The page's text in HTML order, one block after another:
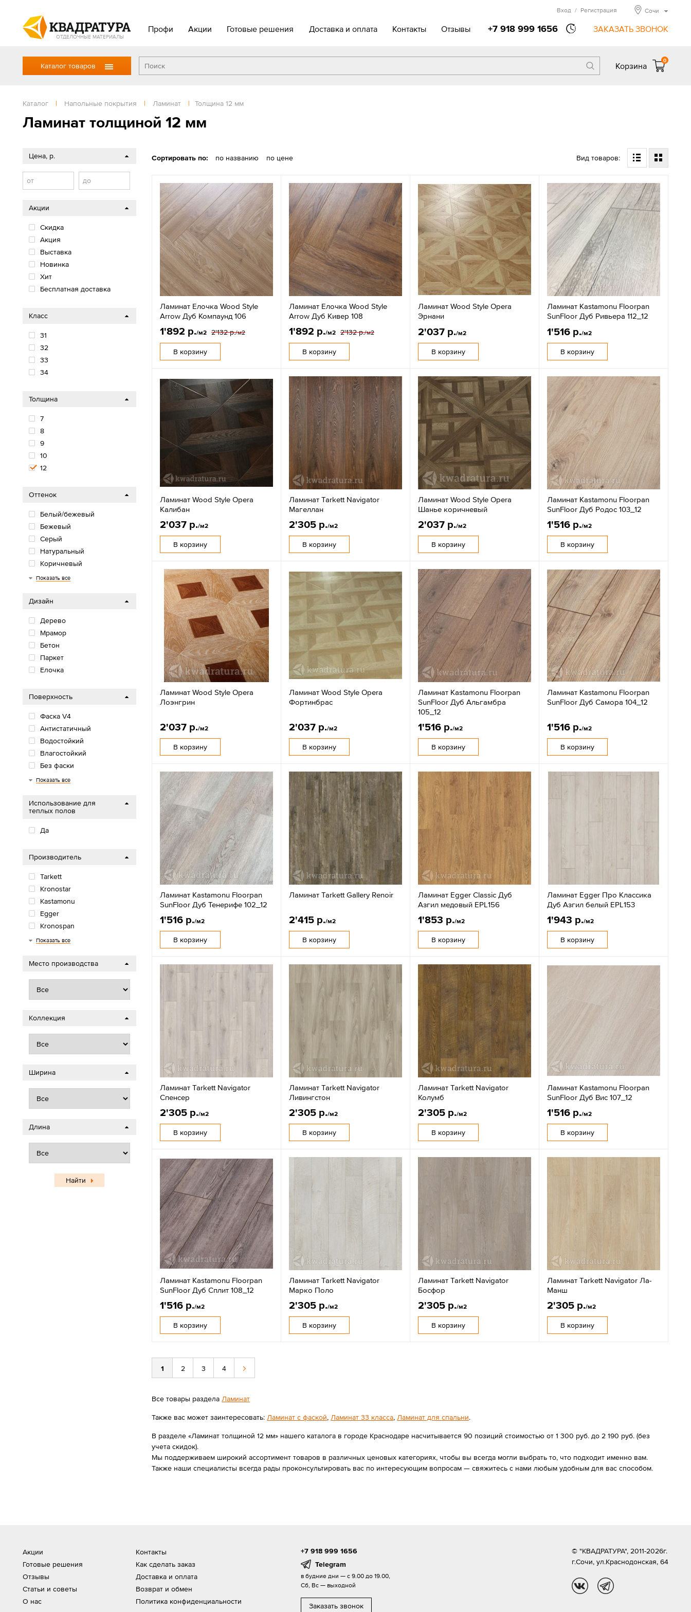
ОТДЕЛОЧНЫЕ МАТЕРИАЛЫ
Профи Акции Готовые решения Доставка и оплата Контакты Отзывы +7 918 999 1656 ЗАКАЗАТЬ ЗВОНОК
Вход / Регистрация Сочи
Каталог товаров Корзина
0
Каталог | Напольные покрытия | Ламинат | Толщина 12 мм
Ламинат толщиной 12 мм
Сортировать по: по названию по цене Вид товаров:
Ламинат Елочка Wood Style
Arrow Дуб Компаунд 106
1'892 р./м2 2'132 р./м2
В корзину
Ламинат Елочка Wood Style
Arrow Дуб Кивер 108
1'892 р./м2 2'132 р./м2
В корзину
Ламинат Wood Style Opera
Эрнани
2'037 р./м2
В корзину
Ламинат Kastamonu Floorpan
SunFloor Дуб Ривьера 112_12
1'516 р./м2
В корзину
Ламинат Wood Style Opera
Калибан
2'037 р./м2
В корзину
Ламинат Tarkett Navigator
Mагеллан
2'305 р./м2
В корзину
Ламинат Wood Style Opera
Шанье коричневый
2'037 р./м2
В корзину
Ламинат Kastamonu Floorpan
SunFloor Дуб Родос 103_12
1'516 р./м2
В корзину
Ламинат Wood Style Opera
Лоэнгрин
2'037 р./м2
В корзину
Ламинат Wood Style Opera
Фортинбрас
2'037 р./м2
В корзину
Ламинат Kastamonu Floorpan
SunFloor Дуб Альгамбра
105_12
1'516 р./м2
В корзину
Ламинат Kastamonu Floorpan
SunFloor Дуб Самора 104_12
1'516 р./м2
В корзину
Ламинат Kastamonu Floorpan
SunFloor Дуб Тенерифе 102_12
1'516 р./м2
В корзину
Ламинат Tarkett Gallery Renoir
2'415 р./м2
В корзину
Ламинат Egger Classic Дуб
Азгил медовый EPL156
1'853 р./м2
В корзину
Ламинат Egger Про Классика
Дуб Азгил белый EPL153
1'943 р./м2
В корзину
Ламинат Tarkett Navigator
Спенсер
2'305 р./м2
В корзину
Ламинат Tarkett Navigator
Ливингстон
2'305 р./м2
В корзину
Ламинат Tarkett Navigator
Колумб
2'305 р./м2
В корзину
Ламинат Kastamonu Floorpan
SunFloor Дуб Вис 107_12
1'516 р./м2
В корзину
Ламинат Kastamonu Floorpan
SunFloor Дуб Сплит 108_12
1'516 р./м2
В корзину
Ламинат Tarkett Navigator
Марко Поло
2'305 р./м2
В корзину
Ламинат Tarkett Navigator
Босфор
2'305 р./м2
В корзину
Ламинат Tarkett Navigator Ла-
Манш
2'305 р./м2
В корзину
1 2 3 4
Все товары раздела Ламинат
Также вас может заинтересовать: Ламинат с фаской, Ламинат 33 класса, Ламинат для спальни.
В разделе «Ламинат толщиной 12 мм» нашего каталога в городе Краснодаре насчитывается 90 позиций стоимостью от 1 300 руб. до 2 190 руб. (без
учета скидок).
Мы поддерживаем широкий ассортимент товаров в различных ценовых категориях, чтобы вы всегда могли выбрать то, что подходит именно вам.
Также наши специалисты всегда рады проконсультировать вас по интересующим вопросам — свяжитесь с нами любым удобным для вас способом.
Цена, р.
от до
Акции
Скидка
Акция
Выставка
Новинка
Хит
Бесплатная доставка
Класс
31
32
33
34
Толщина
7
8
9
10
12
Оттенок
Белый/бежевый
Бежевый
Серый
Натуральный
Коричневый
Черный
Показать все
Дизайн
Дерево
Мрамор
Бетон
Паркет
Елочка
Поверхность
Фаска V4
Антистатичный
Водостойкий
Влагостойкий
Без фаски
Фаска U4
Показать все
Использование для
теплых полов
Да
Производитель
Tarkett
Kronostar
Kastamonu
Egger
Kronospan
Wood Style
Royce
AGT
Classen
Timber
Показать все
Место производства
Коллекция
Ширина
Длина
Найти
Акции
Готовые решения
Отзывы
Статьи и советы
О нас
Контакты
Как сделать заказ
Доставка и оплата
Возврат и обмен
Политика конфиденциальности
+7 918 999 1656
Telegram
в будние дни — с 9.00 до 19.00,
Сб, Вс — выходной
Заказать звонок
© "КВАДРАТУРА", 2011-2026г.
г.Сочи, ул.Краснодонская, 64